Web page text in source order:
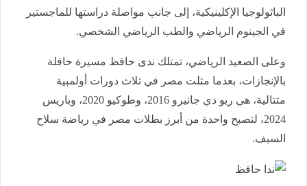
الباثولوجيا الإكلينيكية، إلى جانب مواصلة دراستها للماجستير
في الجينوم الرياضي والطب الرياضي الشخصي.
وعلى الصعيد الرياضي، تمتلك ندى حافظ مسيرة حافلة
بالإنجازات، بعدما مثلت مصر في ثلاث دورات أولمبية
متتالية، هي ريو دي جانيرو 2016، وطوكيو 2020، وباريس
2024، لتصبح واحدة من أبرز بطلات مصر في رياضة سلاح
السيف.